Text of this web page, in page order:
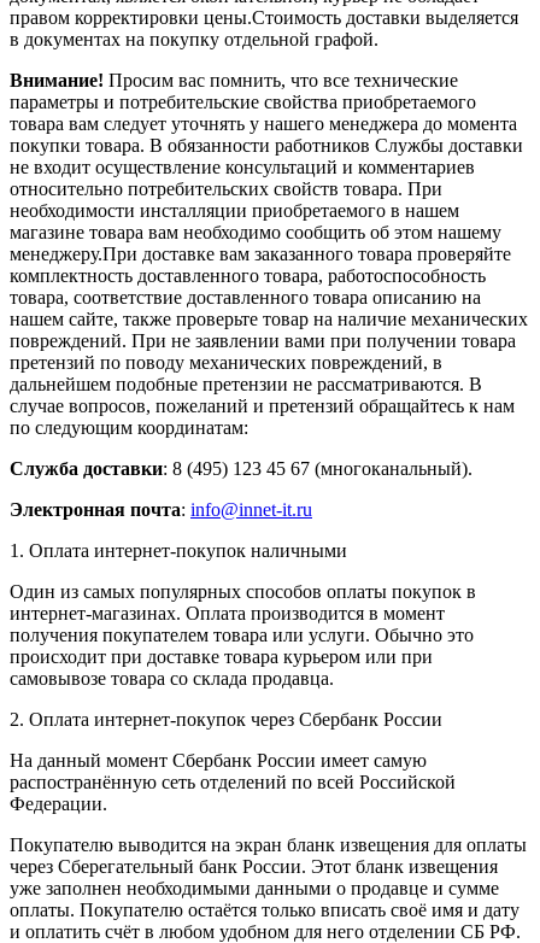
правом корректировки цены.Стоимость доставки выделяется
в документах на покупку отдельной графой.
Внимание! Просим вас помнить, что все технические
параметры и потребительские свойства приобретаемого
товара вам следует уточнять у нашего менеджера до момента
покупки товара. В обязанности работников Службы доставки
не входит осуществление консультаций и комментариев
относительно потребительских свойств товара. При
необходимости инсталляции приобретаемого в нашем
магазине товара вам необходимо сообщить об этом нашему
менеджеру.При доставке вам заказанного товара проверяйте
комплектность доставленного товара, работоспособность
товара, соответствие доставленного товара описанию на
нашем сайте, также проверьте товар на наличие механических
повреждений. При не заявлении вами при получении товара
претензий по поводу механических повреждений, в
дальнейшем подобные претензии не рассматриваются. В
случае вопросов, пожеланий и претензий обращайтесь к нам
по следующим координатам:
Служба доставки: 8 (495) 123 45 67 (многоканальный).
Электронная почта: info@innet-it.ru
1. Оплата интернет-покупок наличными
Один из самых популярных способов оплаты покупок в
интернет-магазинах. Оплата производится в момент
получения покупателем товара или услуги. Обычно это
происходит при доставке товара курьером или при
самовывозе товара со склада продавца.
2. Оплата интернет-покупок через Сбербанк России
На данный момент Сбербанк России имеет самую
распостранённую сеть отделений по всей Российской
Федерации.
Покупателю выводится на экран бланк извещения для оплаты
через Сберегательный банк России. Этот бланк извещения
уже заполнен необходимыми данными о продавце и сумме
оплаты. Покупателю остаётся только вписать своё имя и дату
и оплатить счёт в любом удобном для него отделении СБ РФ.